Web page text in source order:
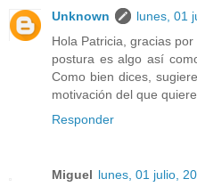
Unknown
lunes, 01
Hola Patricia, gracias
postura es algo así
Como bien dices,
motivación del que
Responder
Miguel lunes, 01 julio,